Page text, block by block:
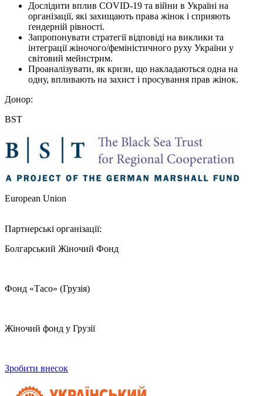
Дослідити вплив COVID-19 та війни в Україні на
організації, які захищають права жінок і сприяють
ґендерній рівності.
Запропонувати стратегії відповіді на виклики та
інтеграції жіночого/феміністичного руху України у
світовий мейнстрим.
Проаналізувати, як кризи, що накладаються одна на
одну, впливають на захист і просування прав жінок.
Донор:
BST
European Union
Партнерські організації:
Болгарський Жіночий Фонд
Фонд «Тасо» (Грузія)
Жіночий фонд у Грузії
Зробити внесок